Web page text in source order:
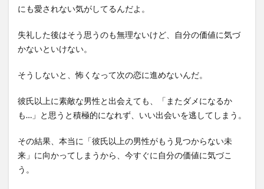
にも愛されない気がしてるんだよ。
失礼した後はそう思うのも無理ないけど、自分の価値に気づ
かないといけない。
そうしないと、怖くなって次の恋に進めないんだ。
彼氏以上に素敵な男性と出会えても、「またダメになるか
も…」と思うと積極的になれず、いい出会いを逃してしまう。
その結果、本当に「彼氏以上の男性がもう見つからない未
来」に向かってしまうから、今すぐに自分の価値に気づこ
う。